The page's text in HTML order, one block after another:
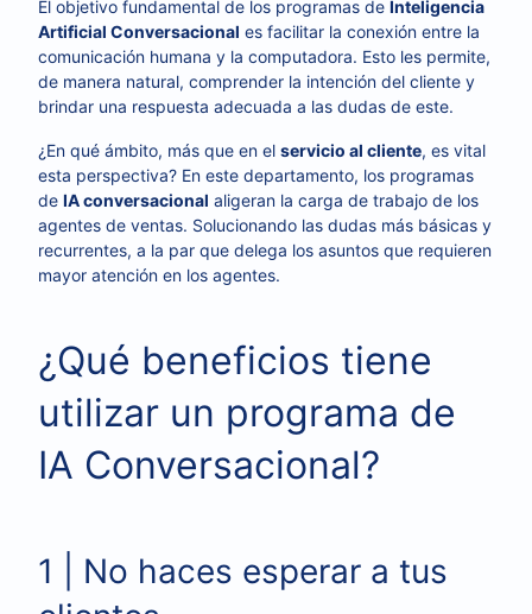
El objetivo fundamental de los programas de Inteligencia
Artificial Conversacional es facilitar la conexión entre la
comunicación humana y la computadora. Esto les permite,
de manera natural, comprender la intención del cliente y
brindar una respuesta adecuada a las dudas de este.
¿En qué ámbito, más que en el servicio al cliente, es vital
esta perspectiva? En este departamento, los programas
de IA conversacional aligeran la carga de trabajo de los
agentes de ventas. Solucionando las dudas más básicas y
recurrentes, a la par que delega los asuntos que requieren
mayor atención en los agentes.
¿Qué beneficios tiene
utilizar un programa de
IA Conversacional?
1 | No haces esperar a tus